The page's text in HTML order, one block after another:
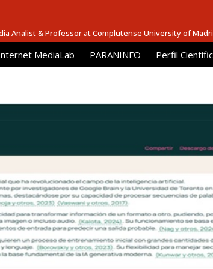
Analist & Professor at Complutense University of
MediaLab PARANINFO Perfil